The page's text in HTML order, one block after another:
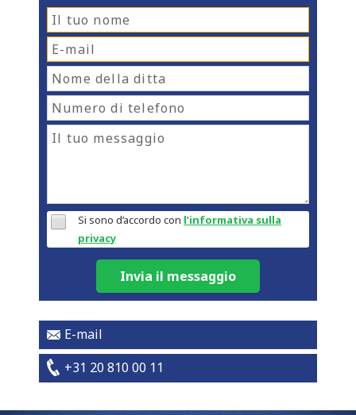
Si sono d’accordo con l’informativa sulla
privacy
Invia il messaggio
E-mail
+31 20 810 00 11